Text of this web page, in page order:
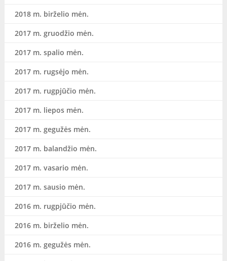
2018 m. birželio mėn.
2017 m. gruodžio mėn.
2017 m. spalio mėn.
2017 m. rugsėjo mėn.
2017 m. rugpjūčio mėn.
2017 m. liepos mėn.
2017 m. gegužės mėn.
2017 m. balandžio mėn.
2017 m. vasario mėn.
2017 m. sausio mėn.
2016 m. rugpjūčio mėn.
2016 m. birželio mėn.
2016 m. gegužės mėn.